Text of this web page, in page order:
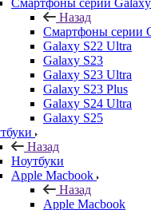
Смартфоны серии
Назад
Смартфоны серии
Galaxy S22 Ultra
Galaxy S23
Galaxy S23 Ultra
Galaxy S23 Plus
Galaxy S24 Ultra
Galaxy S25
Назад
Ноутбуки
Apple Macbook
Назад
Apple Macbook